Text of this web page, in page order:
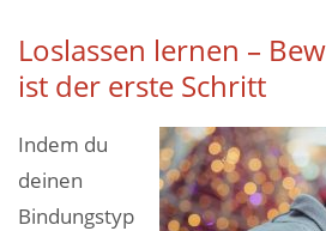
Loslassen lernen –
ist der erste Schritt
Indem du
deinen
Bindungstyp